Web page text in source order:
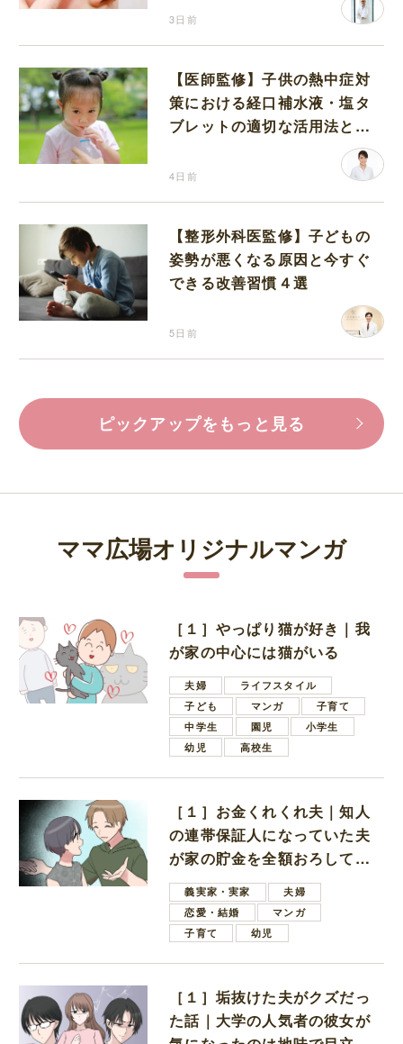
3日前
【医師監修】子供の熱中症対
策における経口補水液・塩タ
ブレットの適切な活用法と水
4日前
【整形外科医監修】子どもの
姿勢が悪くなる原因と今すぐ
できる改善習慣４選
5日前
ピックアップをもっと見る
ママ広場オリジナルマンガ
［１］やっぱり猫が好き｜我
が家の中心には猫がいる
夫婦
ライフスタイル
子ども
マンガ
子育て
中学生
園児
小学生
幼児
高校生
［１］お金くれくれ夫｜知人
の連帯保証人になっていた夫
が家の貯金を全額おろしてほ
しいと言ってきた
義実家・実家
夫婦
恋愛・結婚
マンガ
子育て
幼児
［１］垢抜けた夫がクズだっ
た話｜大学の人気者の彼女が